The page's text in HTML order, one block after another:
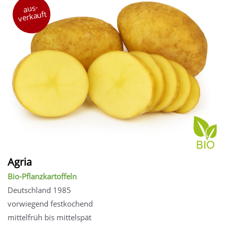
aus-
verkauft
Agria
Bio-Pflanzkartoffeln
Deutschland 1985
vorwiegend festkochend
mittelfrüh bis mittelspät